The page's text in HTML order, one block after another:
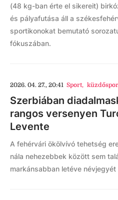
(48 kg-ban érte el sikereit)
és pályafutása áll a
sportikonokat bemutató
fókuszában.
2026. 04. 27., 20:41 Sport,
Szerbiában
rangos versenyen
Levente
A fehérvári ökölvívó tehetség
nála nehezebbek között sem
markánsabban letéve